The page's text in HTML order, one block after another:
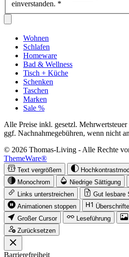
einverstanden. *
Wohnen
Schlafen
Homeware
Bad & Wellness
Tisch + Küche
Schenken
Taschen
Marken
Sale %
Alle Preise inkl. gesetzl. Mehrwertsteuer
ggf. Nachnahmegebühren, wenn nicht
© 2026 Thomas-Living - Alle Rechte
ThemeWare®
Text vergrößern
Monochrom
Niedrige Sättigung
Links unterstreichen
Gut lesbare
Animationen stoppen
Großer Cursor
Leseführung
Zurücksetzen
Barrierefreiheit